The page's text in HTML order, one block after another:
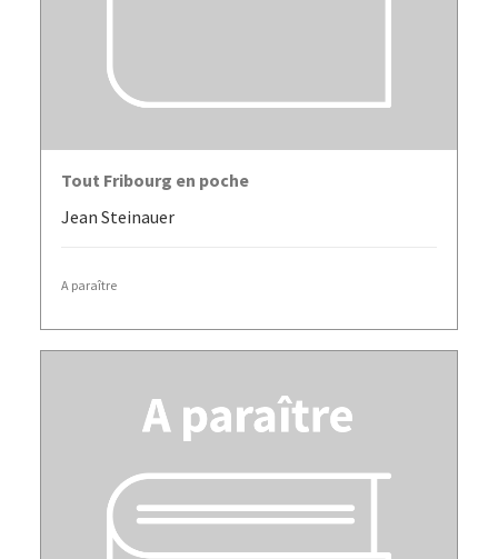
LIRE LA SUITE
Tout Fribourg en poche
Jean Steinauer
A paraître